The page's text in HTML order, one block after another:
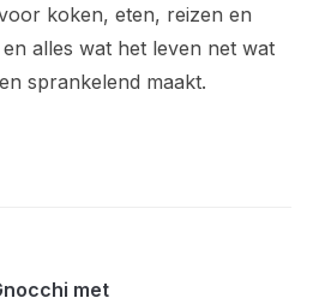
koken, eten, reizen en
alles wat het leven net wat
sprankelend maakt.
met